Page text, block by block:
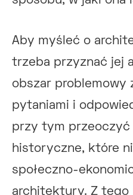
Aby myśleć o
trzeba przyznać jej
obszar problemowy
pytaniami i
przy tym przeoczyć
historyczne, które
społeczno-
architektury. Z tego